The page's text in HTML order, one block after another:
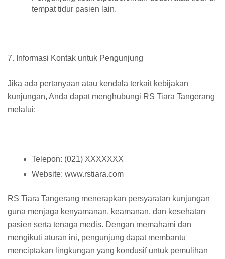
tempat tidur pasien lain.
7. Informasi Kontak untuk Pengunjung
Jika ada pertanyaan atau kendala terkait kebijakan
kunjungan, Anda dapat menghubungi RS Tiara Tangerang
melalui:
Telepon: (021) XXXXXXX
Website: www.rstiara.com
RS Tiara Tangerang menerapkan persyaratan kunjungan
guna menjaga kenyamanan, keamanan, dan kesehatan
pasien serta tenaga medis. Dengan memahami dan
mengikuti aturan ini, pengunjung dapat membantu
menciptakan lingkungan yang kondusif untuk pemulihan